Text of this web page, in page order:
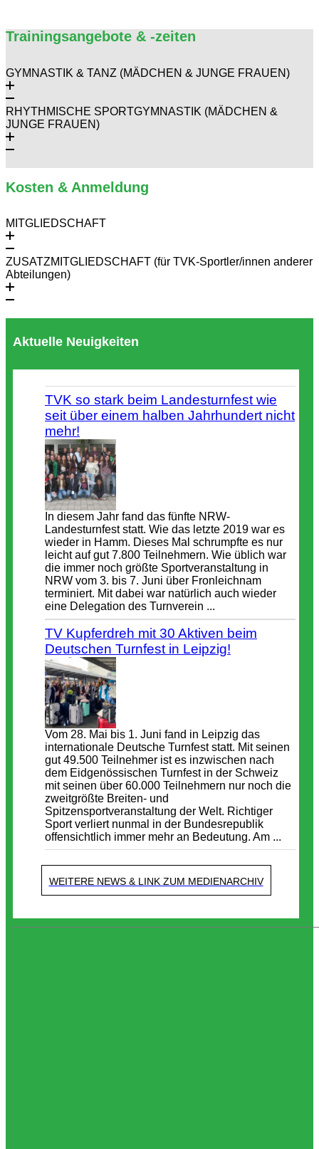
Trainingsangebote & -zeiten
GYMNASTIK & TANZ (MÄDCHEN & JUNGE FRAUEN)
RHYTHMISCHE SPORTGYMNASTIK (MÄDCHEN &
JUNGE FRAUEN)
Kosten & Anmeldung
MITGLIEDSCHAFT
ZUSATZMITGLIEDSCHAFT (für TVK-Sportler/innen anderer
Abteilungen)
Aktuelle Neuigkeiten
TVK so stark beim Landesturnfest wie
seit über einem halben Jahrhundert nicht
mehr!
In diesem Jahr fand das fünfte NRW-
Landesturnfest statt. Wie das letzte 2019 war es
wieder in Hamm. Dieses Mal schrumpfte es nur
leicht auf gut 7.800 Teilnehmern. Wie üblich war
die immer noch größte Sportveranstaltung in
NRW vom 3. bis 7. Juni über Fronleichnam
terminiert. Mit dabei war natürlich auch wieder
eine Delegation des Turnverein ...
TV Kupferdreh mit 30 Aktiven beim
Deutschen Turnfest in Leipzig!
Vom 28. Mai bis 1. Juni fand in Leipzig das
internationale Deutsche Turnfest statt. Mit seinen
gut 49.500 Teilnehmer ist es inzwischen nach
dem Eidgenössischen Turnfest in der Schweiz
mit seinen über 60.000 Teilnehmern nur noch die
zweitgrößte Breiten- und
Spitzensportveranstaltung der Welt. Richtiger
Sport verliert nunmal in der Bundesrepublik
offensichtlich immer mehr an Bedeutung. Am ...
WEITERE NEWS & LINK ZUM MEDIENARCHIV